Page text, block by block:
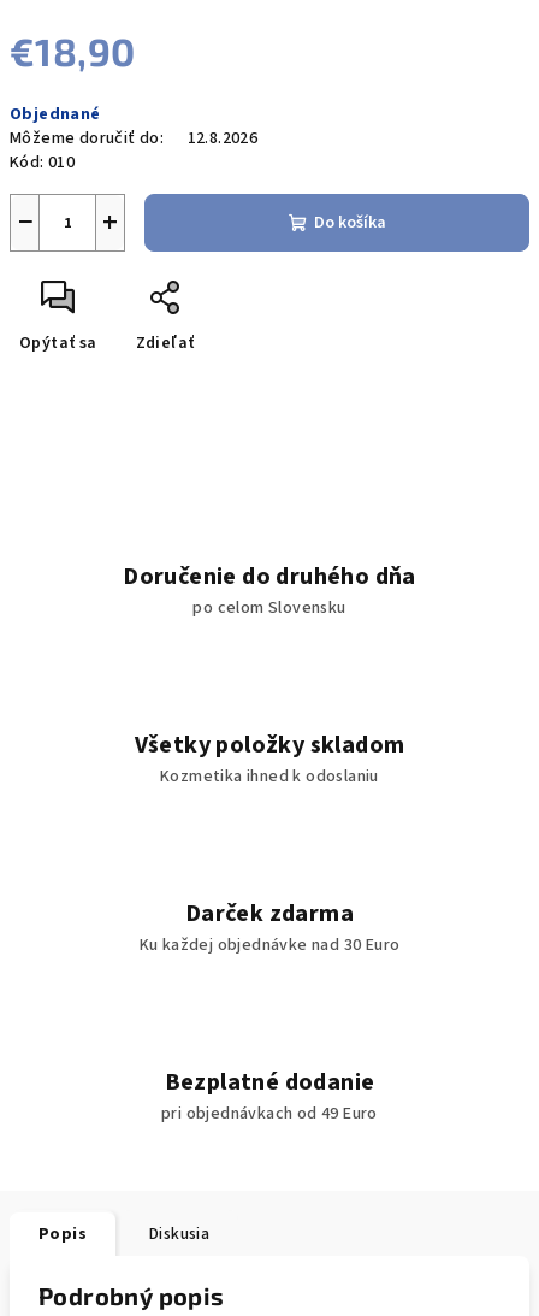
€18,90
cena:
Objednané
Môžeme doručiť do:
12.8.2026
Kód: 010
+
− Do košíka
Opýtať sa Zdieľať
Doručenie do druhého dňa
po celom Slovensku
Všetky položky skladom
Kozmetika ihned k odoslaniu
Darček zdarma
Ku každej objednávke nad 30 Euro
Bezplatné dodanie
pri objednávkach od 49 Euro
Popis Diskusia
Podrobný popis